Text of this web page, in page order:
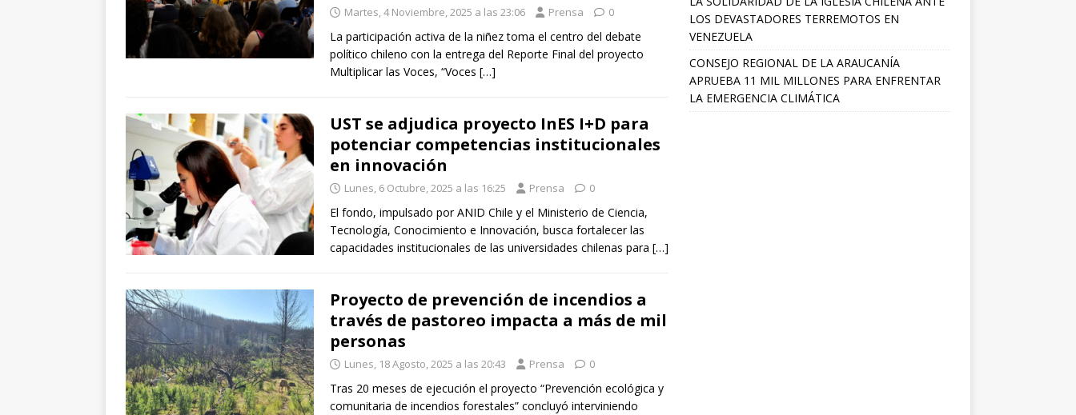
Martes, 4 Noviembre, 2025 a las 23:06 Prensa 0
La participación activa de la niñez toma el centro del debate
político chileno con la entrega del Reporte Final del proyecto
Multiplicar las Voces, “Voces […]
UST se adjudica proyecto InES I+D para
potenciar competencias institucionales
en innovación
Lunes, 6 Octubre, 2025 a las 16:25 Prensa 0
El fondo, impulsado por ANID Chile y el Ministerio de Ciencia,
Tecnología, Conocimiento e Innovación, busca fortalecer las
capacidades institucionales de las universidades chilenas para […]
Proyecto de prevención de incendios a
través de pastoreo impacta a más de mil
personas
Lunes, 18 Agosto, 2025 a las 20:43 Prensa 0
Tras 20 meses de ejecución el proyecto “Prevención ecológica y
comunitaria de incendios forestales” concluyó interviniendo
LOS DEVASTADORES TERREMOTOS EN
VENEZUELA
CONSEJO REGIONAL DE LA ARAUCANÍA
APRUEBA 11 MIL MILLONES PARA ENFRENTAR
LA EMERGENCIA CLIMÁTICA